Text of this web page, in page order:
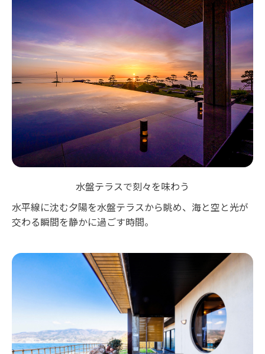
水盤テラスで刻々を味わう
水平線に沈む夕陽を水盤テラスから眺め、海と空と光が
交わる瞬間を静かに過ごす時間。